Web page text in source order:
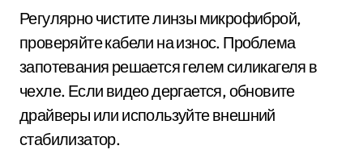
Регулярно чистите линзы микрофиброй,
проверяйте кабели на износ. Проблема
запотевания решается гелем силикагеля в
чехле. Если видео дергается, обновите
драйверы или используйте внешний
стабилизатор.